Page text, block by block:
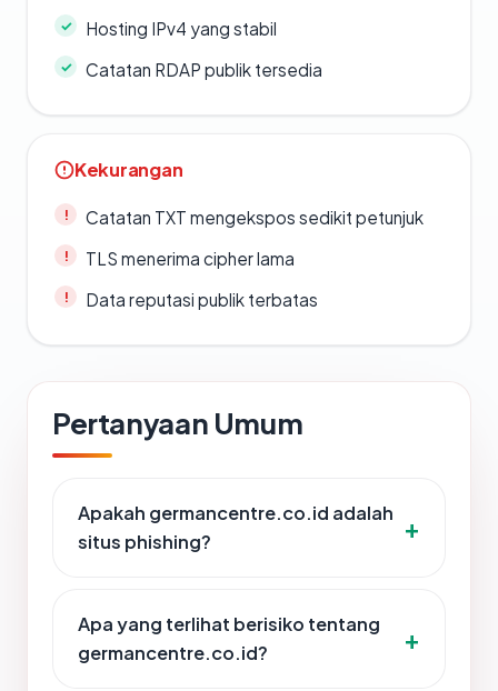
Hosting IPv4 yang stabil
Catatan RDAP publik tersedia
Kekurangan
Catatan TXT mengekspos sedikit petunjuk
TLS menerima cipher lama
Data reputasi publik terbatas
Pertanyaan Umum
Apakah germancentre.co.id adalah
situs phishing?
Apa yang terlihat berisiko tentang
germancentre.co.id?